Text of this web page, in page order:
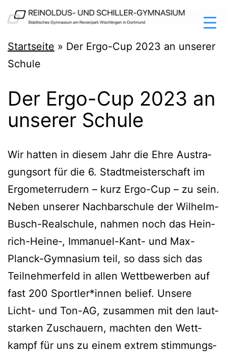
Zum
Inhalt
springen
Reinoldus-
und
Gymnasium
Dortmund
Startseite » Der Ergo-Cup 2023 an unserer
Schule
Der Ergo-Cup 2023 an
unserer Schule
Wir hat­ten in die­sem Jahr die Ehre Aus­tra­
gungs­ort für die 6. Stadt­meis­ter­schaft im
Ergo­me­ter­ru­dern – kurz Ergo-Cup – zu sein.
Neben unse­rer Nach­bar­schu­le der Wil­helm-
Busch-Real­schu­le, nah­men noch das Hein­
rich-Hei­ne‑, Imma­nu­el-Kant- und Max-
Planck-Gym­na­si­um teil, so dass sich das
Teil­neh­mer­feld in allen Wett­be­wer­ben auf
fast 200 Sportler*innen belief. Unse­re
Licht- und Ton-AG, zusam­men mit den laut­
star­ken Zuschau­ern, mach­ten den Wett­
kampf für uns zu einem extrem stim­mungs­